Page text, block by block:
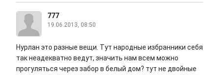
777
19.06.2013, 08:50
Нурлан это разные вещи. Тут народные избранники себя
так неадекватно ведут, значить нам всем можно
прогуляться через забор в белый дом? тут не двойные